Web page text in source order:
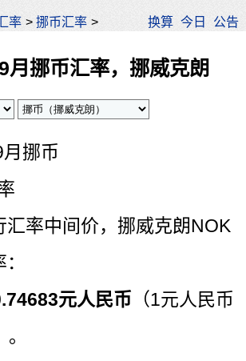
率 >挪币汇率 > 换算 今日 公告
月挪币汇率，挪威克朗
挪币
汇率中间价，挪威克朗NOK
元人民币 （1元人民币